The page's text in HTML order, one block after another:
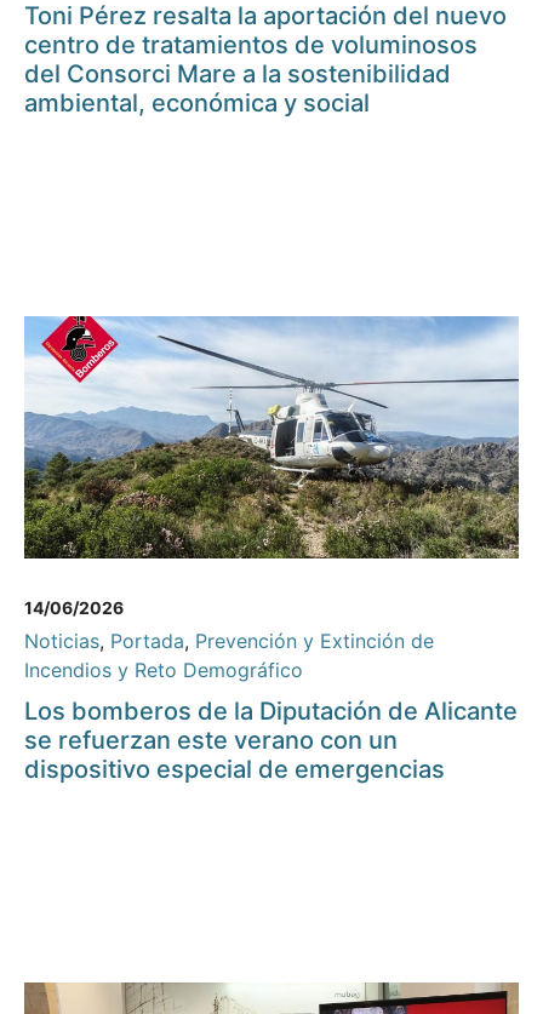
Toni Pérez resalta la aportación del nuevo
centro de tratamientos de voluminosos
del Consorci Mare a la sostenibilidad
ambiental, económica y social
14/06/2026
Noticias, Portada, Prevención y Extinción de
Incendios y Reto Demográfico
Los bomberos de la Diputación de Alicante
se refuerzan este verano con un
dispositivo especial de emergencias